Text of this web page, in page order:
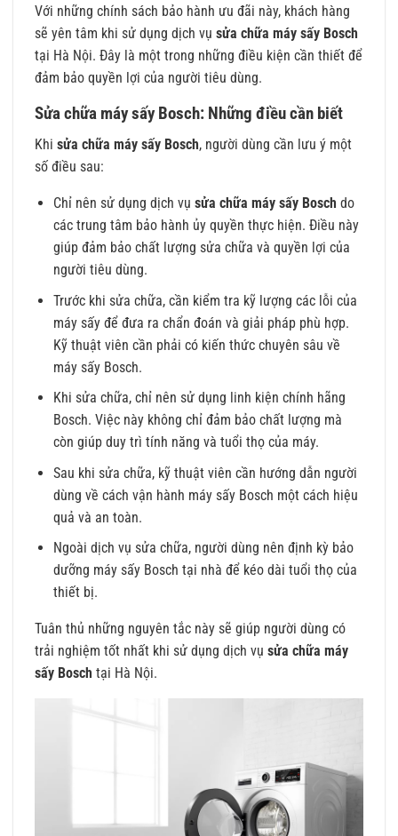
Với những chính sách bảo hành ưu đãi này, khách hàng
sẽ yên tâm khi sử dụng dịch vụ sửa chữa máy sấy Bosch
tại Hà Nội. Đây là một trong những điều kiện cần thiết để
đảm bảo quyền lợi của người tiêu dùng.
Sửa chữa máy sấy Bosch: Những điều cần biết
Khi sửa chữa máy sấy Bosch, người dùng cần lưu ý một
số điều sau:
Chỉ nên sử dụng dịch vụ sửa chữa máy sấy Bosch do
các trung tâm bảo hành ủy quyền thực hiện. Điều này
giúp đảm bảo chất lượng sửa chữa và quyền lợi của
người tiêu dùng.
Trước khi sửa chữa, cần kiểm tra kỹ lượng các lỗi của
máy sấy để đưa ra chẩn đoán và giải pháp phù hợp.
Kỹ thuật viên cần phải có kiến thức chuyên sâu về
máy sấy Bosch.
Khi sửa chữa, chỉ nên sử dụng linh kiện chính hãng
Bosch. Việc này không chỉ đảm bảo chất lượng mà
còn giúp duy trì tính năng và tuổi thọ của máy.
Sau khi sửa chữa, kỹ thuật viên cần hướng dẫn người
dùng về cách vận hành máy sấy Bosch một cách hiệu
quả và an toàn.
Ngoài dịch vụ sửa chữa, người dùng nên định kỳ bảo
dưỡng máy sấy Bosch tại nhà để kéo dài tuổi thọ của
thiết bị.
Tuân thủ những nguyên tắc này sẽ giúp người dùng có
trải nghiệm tốt nhất khi sử dụng dịch vụ sửa chữa máy
sấy Bosch tại Hà Nội.